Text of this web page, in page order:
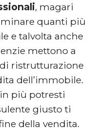
, magari
quanti più
e talvolta anche
mettono a
ristrutturazione
dell’immobile.
più potresti
giusto ti
della vendita.